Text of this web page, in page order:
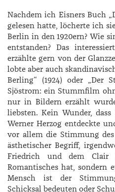
Nachdem ich Eisners Buch
gelesen hatte, löcherte ich
Berlin in den 1920ern? Wie
entstanden? Das
erzählte gern von der
lobte aber auch
­Berling“ (1924) oder „Der
Sjöstrom: ein Stummfilm
nur in Bildern erzählt
liebsten. Kein Wunder,
Werner ­Herzog entdeckte
vor allem die Stimmung
ästhetischer Begriff,
Friedrich und dem Clair
Romantisches hat, sondern
Mensch ist der
Schicksal bedeuten oder